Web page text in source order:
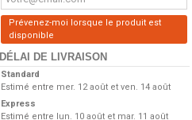
Prévenez-moi lorsque le produit est
disponible
DÉLAI DE LIVRAISON
Standard
Estimé entre mer. 12 août et ven. 14 août
Express
Estimé entre lun. 10 août et mar. 11 août